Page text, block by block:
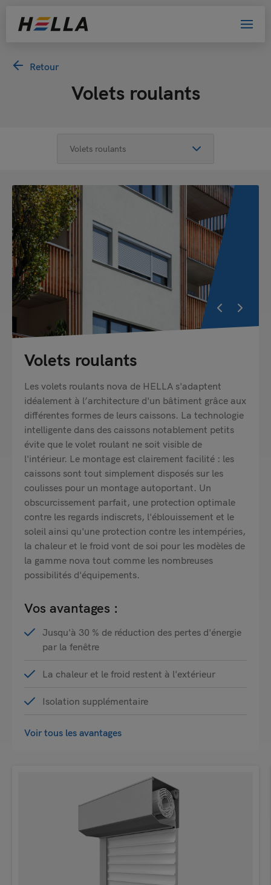
Retour
Volets roulants
Volets roulants
Les volets roulants nova de HELLA s'adaptent
idéalement à l’architecture d'un bâtiment grâce aux
différentes formes de leurs caissons. La technologie
intelligente dans des caissons notablement petits
évite que le volet roulant ne soit visible de
l'intérieur. Le montage est clairement facilité : les
caissons sont tout simplement disposés sur les
coulisses pour un montage autoportant. Un
obscurcissement parfait, une protection optimale
contre les regards indiscrets, l'éblouissement et le
soleil ainsi qu'une protection contre les intempéries,
la chaleur et le froid vont de soi pour les modèles de
la gamme nova tout comme les nombreuses
possibilités d'équipements.
Vos avantages :
Jusqu'à 30 % de réduction des pertes d'énergie
par la fenêtre
La chaleur et le froid restent à l'extérieur
Isolation supplémentaire
Voir tous les avantages